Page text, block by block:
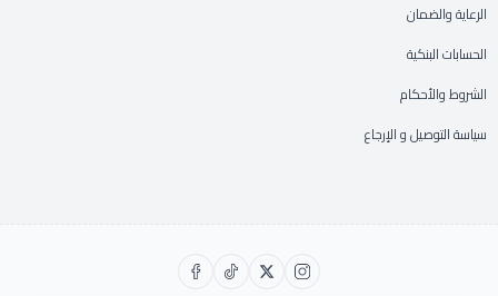
الرعاية والضمان
الحسابات البنكية
الشروط والأحكام
سياسة التوصيل و الإرجاع